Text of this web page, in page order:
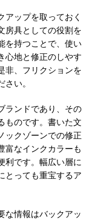
ップを取っておく
房具としての役割を
を持つことで、使い
心地と修正のしやす
非、フリクションを
い。
ランドであり、その
ものです。書いた文
ックゾーンでの修正
富なインクカラーも
利です。幅広い層に
とっても重宝するア
な情報はバックアッ